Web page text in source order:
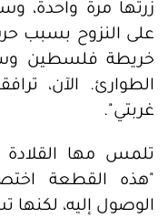
زرتها مرة واحدة،
على النزوح بسبب
خريطة فلسطين
الطوارئ. الآن،
غربتي".
تلمس مها القلادة
"هذه القطعة
الوصول إليه، لكنها